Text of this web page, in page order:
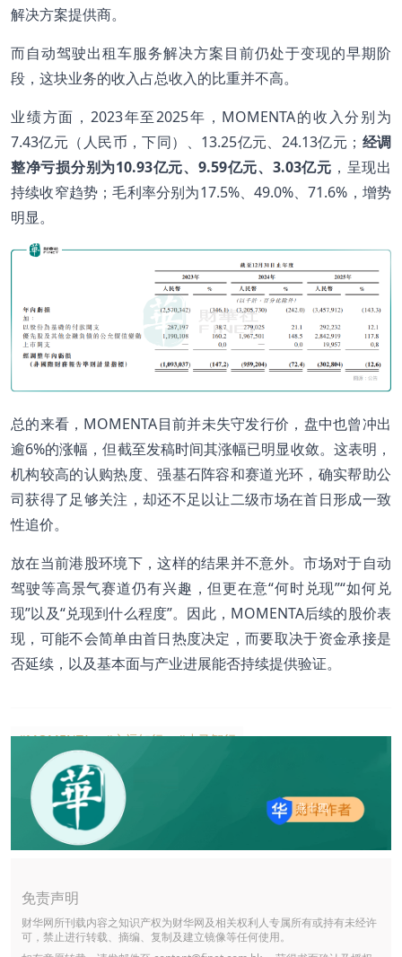
解决方案提供商。
而自动驾驶出租车服务解决方案目前仍处于变现的早期阶
段，这块业务的收入占总收入的比重并不高。
业绩方面，2023年至2025年，MOMENTA的收入分别为
7.43亿元（人民币，下同）、13.25亿元、24.13亿元； 经调
整净亏损分别为10.93亿元、9.59亿元、3.03亿元 ，呈现出
持续收窄趋势；毛利率分别为17.5%、49.0%、71.6%，增势
明显。
总的来看，MOMENTA目前并未失守发行价，盘中也曾冲出
逾6%的涨幅，但截至发稿时间其涨幅已明显收敛。这表明，
机构较高的认购热度、强基石阵容和赛道光环，确实帮助公
司获得了足够关注，却还不足以让二级市场在首日形成一致
性追价。
放在当前港股环境下，这样的结果并不意外。市场对于自动
驾驶等高景气赛道仍有兴趣，但更在意“何时兑现”“如何兑
现”以及“兑现到什么程度”。因此，MOMENTA后续的股价表
现，可能不会简单由首日热度决定，而要取决于资金承接是
否延续，以及基本面与产业进展能否持续提供验证。
#MOMENTA #文远知行 #小马智行
燕十四
免责声明
财华网所刊载内容之知识产权为财华网及相关权利人专属所有或持有未经许
可，禁止进行转载、摘编、复制及建立镜像等任何使用。